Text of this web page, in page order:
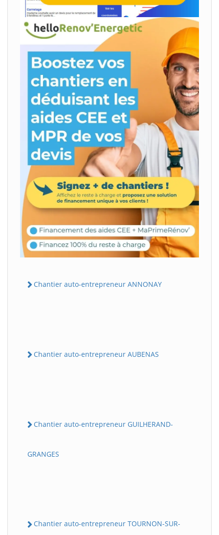
Chantier auto-entrepreneur ANNONAY
Chantier auto-entrepreneur AUBENAS
Chantier auto-entrepreneur GUILHERAND-
GRANGES
Chantier auto-entrepreneur TOURNON-SUR-